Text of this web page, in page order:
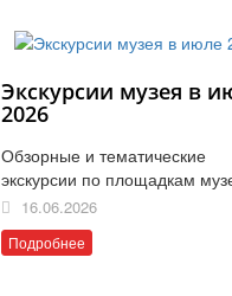
Экскурсии музея в
2026
Обзорные и тематические
экскурсии по площадкам
16.06.2026
Подробнее